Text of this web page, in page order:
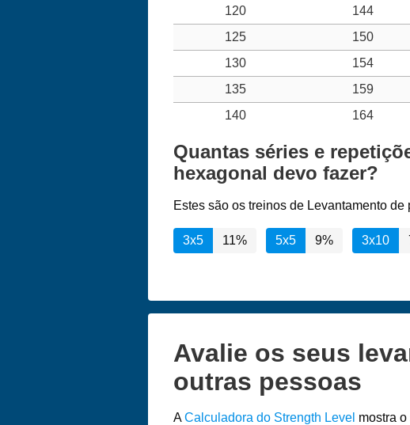
120
144
125
150
130
154
135
159
140
164
Quantas séries e
hexagonal devo fazer?
Estes são os treinos de Levantamento
3x5 11% 5x5 9% 3x10
Avalie os seus
outras pessoas
ACalculadora do Strength Level mostra